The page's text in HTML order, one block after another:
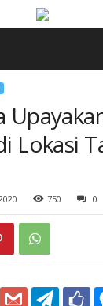
Lokasi
750 0